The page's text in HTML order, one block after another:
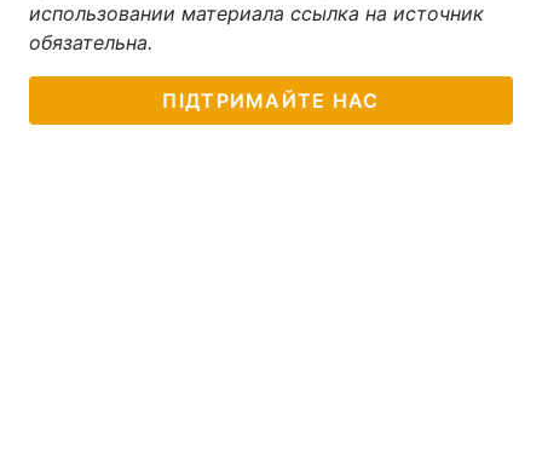
использовании материала ссылка на источник
обязательна.
ПІДТРИМАЙТЕ НАС